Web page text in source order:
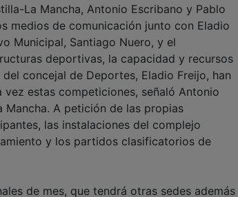
La Mancha, Antonio Escribano y Pablo
medios de comunicación junto con Eladio
Municipal, Santiago Nuero, y el
deportivas, la capacidad y recursos
concejal de Deportes, Eladio Freijo, han
estas competiciones, señaló Antonio
Mancha. A petición de las propias
las instalaciones del complejo
y los partidos clasificatorios de
de mes, que tendrá otras sedes además